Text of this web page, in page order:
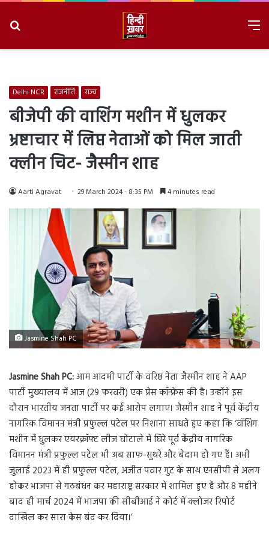
Delhi NCR राजनीति राज्य
बीजेपी की वाशिंग मशीन में धुलकर
भ्रष्टाचार में लिप्त नेताओं को मिल जाती
क्लीन चिट- जैस्मीन शाह
Aarti Agravat 29 March 2024 - 8:35 PM 4 minutes read
Jasmine Shah PC
Jasmine Shah PC:आम आदमी पार्टी के वरिष्ठ नेता जैस्मीन शाह ने AAP
पार्टी मुख्यालय में आज (29 फरवरी) एक प्रेस कॉन्फ्रेंस की है। उन्होंने इस
दौरान भारतीय जनता पार्टी पर कई आरोप लगाए। जैस्मीन शाह ने पूर्व केंद्रीय
नागरिक विमानन मंत्री प्रफुल्ल पटेल पर निशाना साधते हुए कहा कि ‘वॉशिंग
मशीन में धुलकर एयरक्रॉफ्ट लीज घोटाले में घिरे पूर्व केंद्रीय नागरिक
विमानन मंत्री प्रफुल्ल पटेल भी अब साफ-सुथरे और बेदाम हो गए हैं। अभी
जुलाई 2023 में ही प्रफुल्ल पटेल, अजीत पवार गुट के साथ एनसीपी से अलग
होकर भाजपा से गठबंधन कर महाराष्ट्र सरकार में शामिल हुए हैं और 8 महीने
बाद ही मार्च 2024 में भाजपा की सीबीआई ने कोर्ट में क्लोजर रिपोर्ट
दाखिल कर सारा केस बंद कर दिया।’